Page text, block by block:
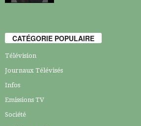
CATÉGORIE POPULAIRE
Télévision
Journaux Télévisés
Infos
Emissions TV
Société